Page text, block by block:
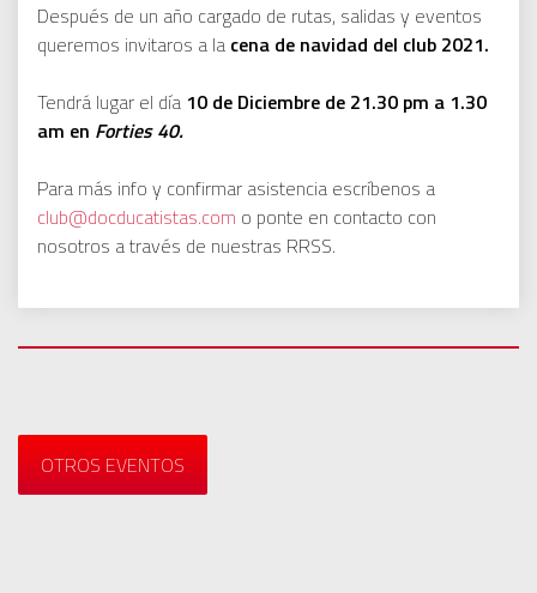
Después de un año cargado de rutas, salidas y eventos
queremos invitaros a la cena de navidad del club 2021.
Tendrá lugar el día 10 de Diciembre de 21.30 pm a 1.30
am en Forties 40.
Para más info y confirmar asistencia escríbenos a
club@docducatistas.com o ponte en contacto con
nosotros a través de nuestras RRSS.
OTROS EVENTOS